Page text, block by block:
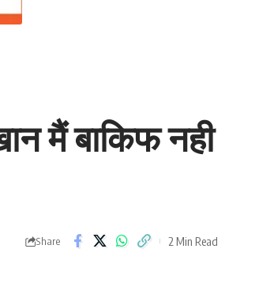
मैं बाकिफ नही
Share 2 Min Read